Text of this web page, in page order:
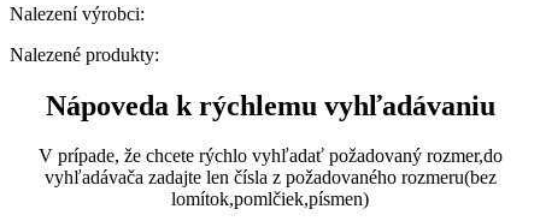
Nalezení výrobci:
Nalezené produkty:
Nápoveda k rýchlemu vyhľadávaniu
V prípade, že chcete rýchlo vyhľadať požadovaný rozmer,do
vyhľadávača zadajte len čísla z požadovaného rozmeru(bez
lomítok,pomlčiek,písmen)